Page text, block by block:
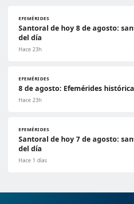
EFEMÉRIDES
Santoral de hoy 8 de agosto:
del día
Hace 23h
EFEMÉRIDES
8 de agosto: Efemérides
Hace 23h
EFEMÉRIDES
Santoral de hoy 7 de agosto:
del día
Hace 1 días